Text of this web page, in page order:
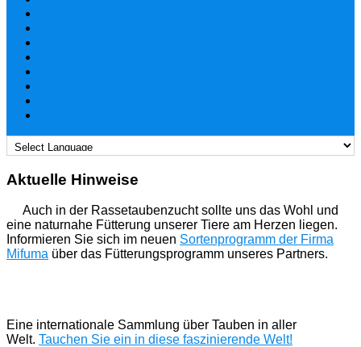
Aktuelle Hinweise
Auch in der Rassetaubenzucht sollte uns das Wohl und
eine naturnahe Fütterung unserer Tiere am Herzen liegen.
Informieren Sie sich im neuen Sortenprogramm der Firma
Mifuma über das Fütterungsprogramm unseres Partners.
Eine internationale Sammlung über Tauben in aller
Welt. Tauchen Sie ein in diese faszinierende Welt!